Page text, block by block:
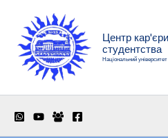
вмісту
Центр
студентства
Національний